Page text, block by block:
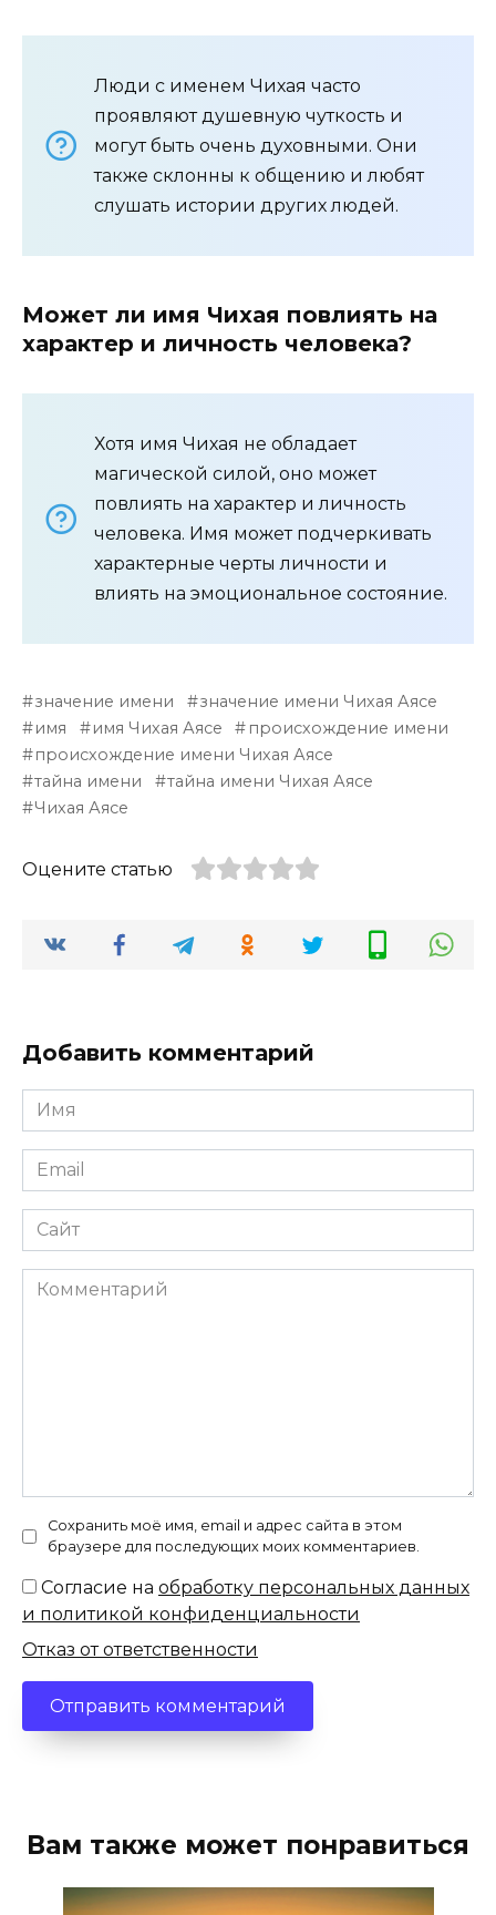
Люди с именем Чихая часто
проявляют душевную чуткость и
могут быть очень духовными. Они
также склонны к общению и любят
слушать истории других людей.
Может ли имя Чихая повлиять на
характер и личность человека?
Хотя имя Чихая не обладает
магической силой, оно может
повлиять на характер и личность
человека. Имя может подчеркивать
характерные черты личности и
влиять на эмоциональное состояние.
значение имени
значение имени Чихая Аясе
имя
имя Чихая Аясе
происхождение имени
происхождение имени Чихая Аясе
тайна имени
тайна имени Чихая Аясе
Чихая Аясе
Оцените статью
Добавить комментарий
Имя
*
Email
*
Сайт
Комментарий
Сохранить моё имя, email и адрес сайта в этом
браузере для последующих моих комментариев.
Согласие на обработку персональных данных
и политикой конфиденциальности
Отказ от ответственности
Вам также может понравиться